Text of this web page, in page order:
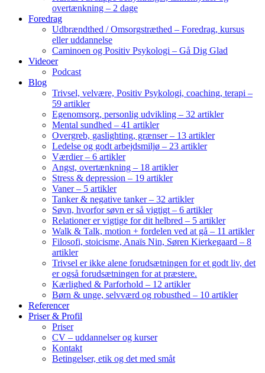
overtænkning – 2 dage
Foredrag
Udbrændthed / Omsorgstræthed – Foredrag, kursus
eller uddannelse
Caminoen og Positiv Psykologi – Gå Dig Glad
Videoer
Podcast
Blog
Trivsel, velvære, Positiv Psykologi, coaching, terapi –
59 artikler
Egenomsorg, personlig udvikling – 32 artikler
Mental sundhed – 41 artikler
Overgreb, gaslighting, grænser – 13 artikler
Ledelse og godt arbejdsmiljø – 23 artikler
Værdier – 6 artikler
Angst, overtænkning – 18 artikler
Stress & depression – 19 artikler
Vaner – 5 artikler
Tanker & negative tanker – 32 artikler
Søvn, hvorfor søvn er så vigtigt – 6 artikler
Relationer er vigtige for dit helbred – 5 artikler
Walk & Talk, motion + fordelen ved at gå – 11 artikler
Filosofi, stoicisme, Anaïs Nin, Søren Kierkegaard – 8
artikler
Trivsel er ikke alene forudsætningen for et godt liv, det
er også forudsætningen for at præstere.
Kærlighed & Parforhold – 12 artikler
Børn & unge, selvværd og robusthed – 10 artikler
Referencer
Priser & Profil
Priser
CV – uddannelser og kurser
Kontakt
Betingelser, etik og det med småt